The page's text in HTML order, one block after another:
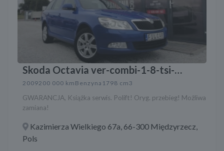
Skoda Octavia ver-combi-1-8-tsi-
ambition
2009200 000 km Benzyna 1798 cm3
GWARANCJA, Książka serwis. Polift! Oryg. przebieg! Możliwa
zamiana!
Kazimierza Wielkiego 67a, 66-300 Międzyrzecz,
Pols